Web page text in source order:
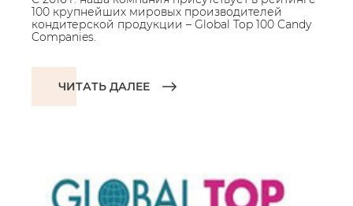
100 крупнейших мировых производителей
кондитерской продукции – Global Top 100 Candy
Companies.
ЧИТАТЬ ДАЛЕЕ